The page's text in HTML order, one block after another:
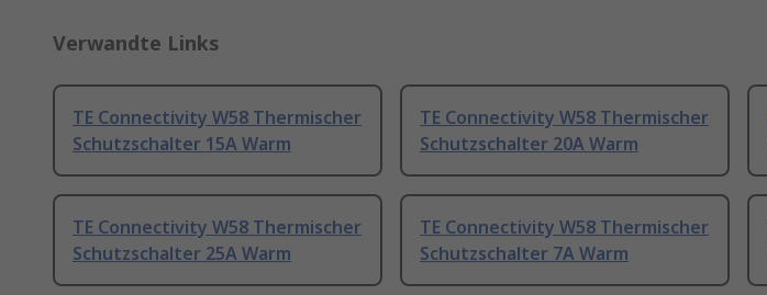
Verwandte Links
TE Connectivity W58 Thermischer
Schutzschalter 15A Warm
TE Connectivity W58 Thermischer
Schutzschalter 20A Warm
TE Connectivity W58 Thermischer
Schutzschalter 25A Warm
TE Connectivity W58 Thermischer
Schutzschalter 7A Warm